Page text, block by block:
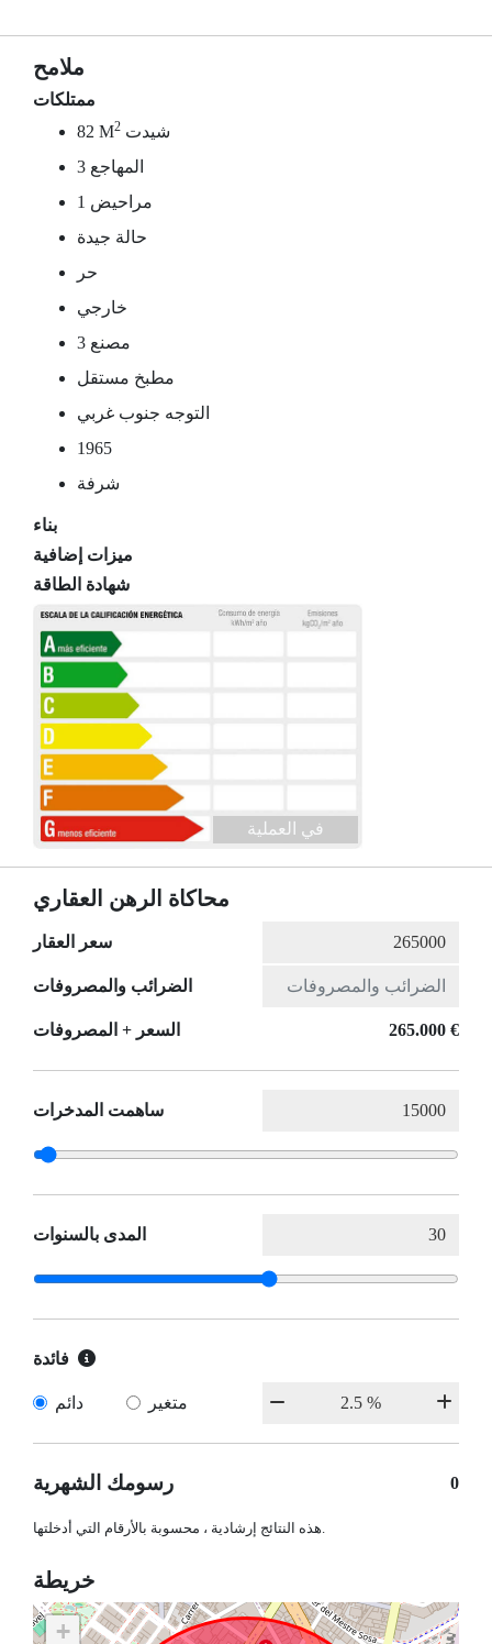
ملامح
ممتلكات
82 M2 شيدت
3 المهاجع
1 مراحيض
حالة جيدة
حر
خارجي
مصنع 3
مطبخ مستقل
التوجه جنوب غربي
1965
شرفة
بناء
ميزات إضافية
شهادة الطاقة
في العملية
محاكاة الرهن العقاري
سعر العقار
الضرائب والمصروفات
السعر + المصروفات 265.000 €
ساهمت المدخرات
المدى بالسنوات
فائدة
دائم متغير
رسومك الشهرية 0
هذه النتائج إرشادية ، محسوبة بالأرقام التي أدخلتها.
خريطة
+